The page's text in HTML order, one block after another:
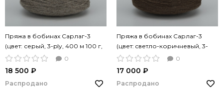
Пряжа в бобинах Сарлаг-3
(цвет: серый, 3-ply, 400 м 100 г,
Nm 12/3)
0
18 500 ₽
Распродано
Пряжа в бобинах Сарлаг-3
(цвет: cветло-коричневый, 3-
ply, 400 м 100 г, Nm 12/3)
0
17 000 ₽
Распродано